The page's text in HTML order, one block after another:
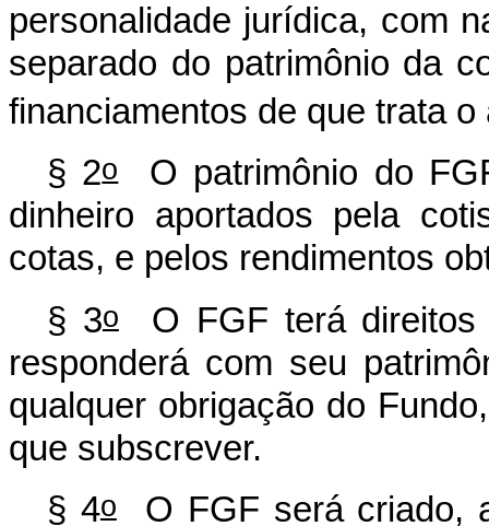
personalidade jurídica, com
separado do patrimônio da
financiamentos de que trata o
§ 2oO patrimônio do
dinheiro aportados pela
cotas, e pelos rendimentos
§ 3oO FGF terá direitos
responderá com seu
qualquer obrigação do
que subscrever.
§ 4oO FGF será criado,